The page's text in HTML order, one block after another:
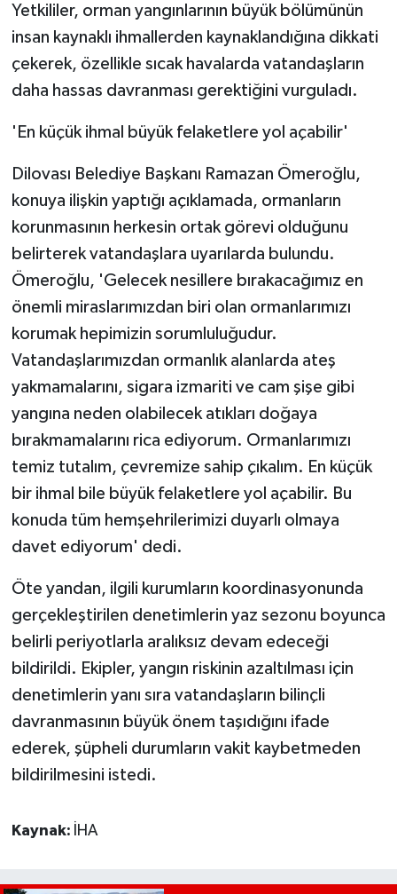
Yetkililer, orman yangınlarının büyük bölümünün
insan kaynaklı ihmallerden kaynaklandığına dikkati
çekerek, özellikle sıcak havalarda vatandaşların
daha hassas davranması gerektiğini vurguladı.
'En küçük ihmal büyük felaketlere yol açabilir'
Dilovası Belediye Başkanı Ramazan Ömeroğlu,
konuya ilişkin yaptığı açıklamada, ormanların
korunmasının herkesin ortak görevi olduğunu
belirterek vatandaşlara uyarılarda bulundu.
Ömeroğlu, 'Gelecek nesillere bırakacağımız en
önemli miraslarımızdan biri olan ormanlarımızı
korumak hepimizin sorumluluğudur.
Vatandaşlarımızdan ormanlık alanlarda ateş
yakmamalarını, sigara izmariti ve cam şişe gibi
yangına neden olabilecek atıkları doğaya
bırakmamalarını rica ediyorum. Ormanlarımızı
temiz tutalım, çevremize sahip çıkalım. En küçük
bir ihmal bile büyük felaketlere yol açabilir. Bu
konuda tüm hemşehrilerimizi duyarlı olmaya
davet ediyorum' dedi.
Öte yandan, ilgili kurumların koordinasyonunda
gerçekleştirilen denetimlerin yaz sezonu boyunca
belirli periyotlarla aralıksız devam edeceği
bildirildi. Ekipler, yangın riskinin azaltılması için
denetimlerin yanı sıra vatandaşların bilinçli
davranmasının büyük önem taşıdığını ifade
ederek, şüpheli durumların vakit kaybetmeden
bildirilmesini istedi.
Kaynak: İHA